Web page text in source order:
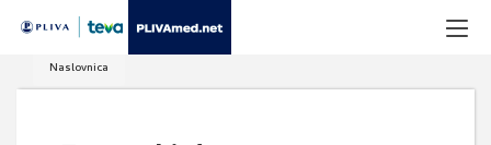
Naslovnica